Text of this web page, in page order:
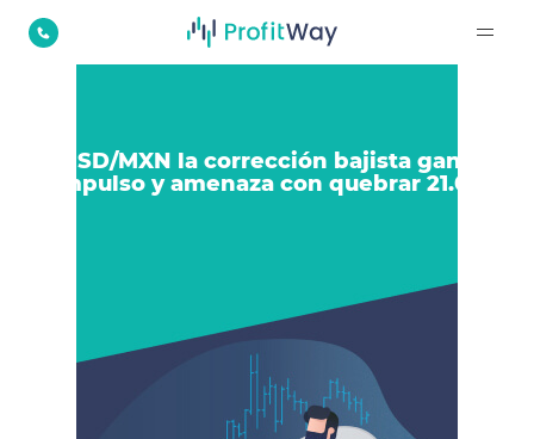
USD/MXN la corrección bajista gana
impulso y amenaza con quebrar 21.00